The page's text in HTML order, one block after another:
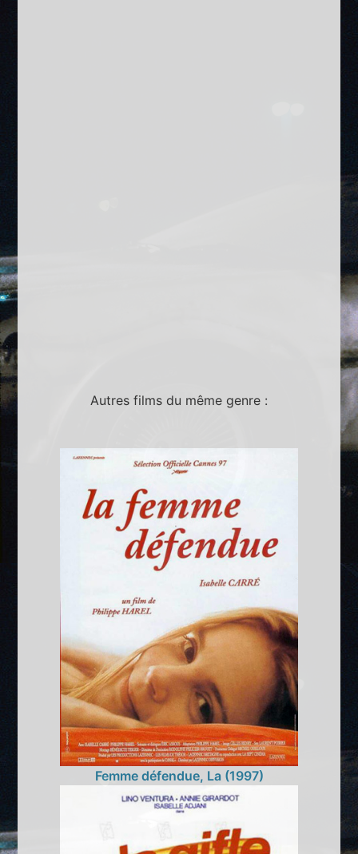
Autres films du même genre :
Femme défendue, La (1997)